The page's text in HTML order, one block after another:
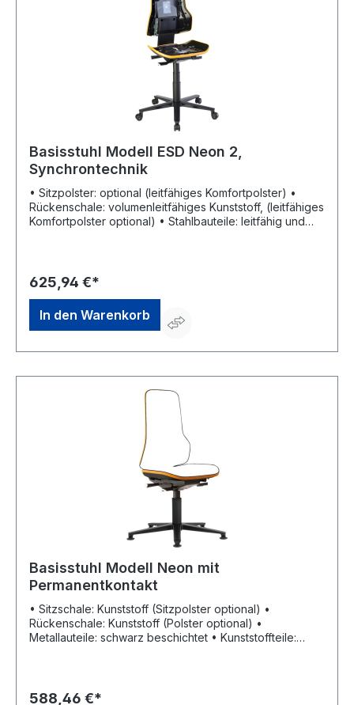
Basisstuhl Modell ESD Neon 2,
Synchrontechnik
• Sitzpolster: optional (leitfähiges Komfortpolster) •
Rückenschale: volumenleitfähiges Kunststoff, (leitfähiges
Komfortpolster optional) • Stahlbauteile: leitfähig und
Synchrontechnik: sorgt für ein aktives, dynamisches
Sitzen inklusive Gewichtsregulierung, Sitz und Lehne
begleiten den Körper in seiner Bewegung •
Sitzhöhenverstellung • Sitzneigeverstellung •
Sitztiefenverstellung • Rückenlehnenhöhenverstellung •
Gewichtsregulierung Hinweis: Für eine zuverlässige
Gesamtableitung.
625,94 €*
In den Warenkorb
Basisstuhl Modell Neon mit
Permanentkontakt
• Sitzschale: Kunststoff (Sitzpolster optional) •
Rückenschale: Kunststoff (Polster optional) •
Metallauteile: schwarz beschichtet • Kunststoffteile:
Bewegungen des Oberkörpers und sorgt dafür, dass
588,46 €*